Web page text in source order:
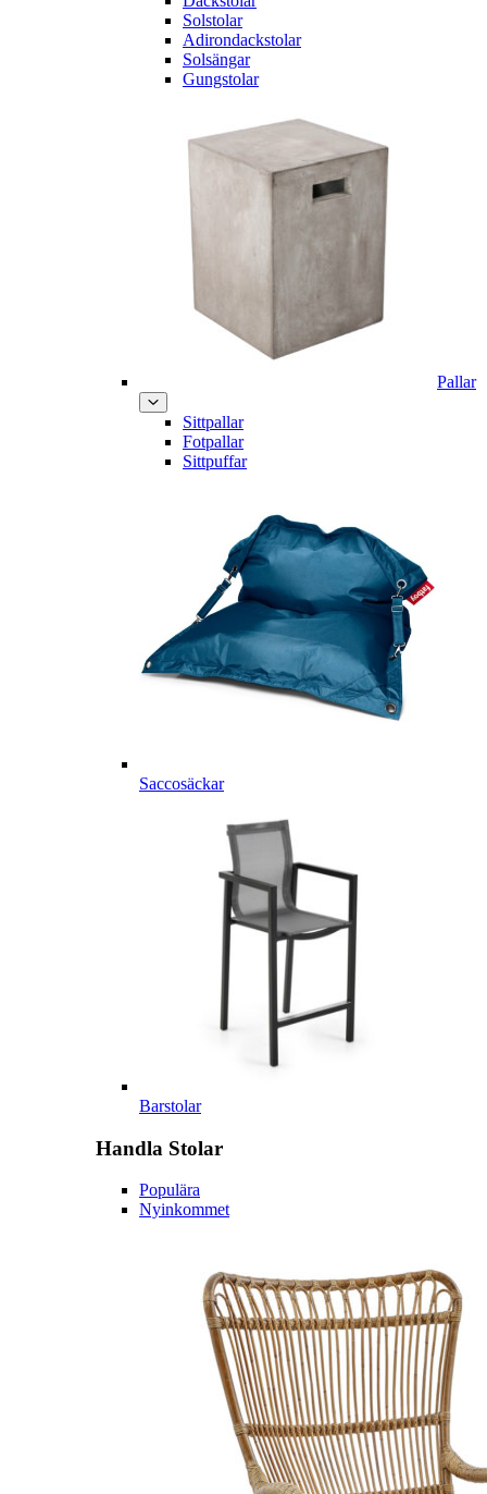
Solstolar
Adirondackstolar
Solsängar
Gungstolar
Pallar
Sittpallar
Fotpallar
Sittpuffar
Saccosäckar
Barstolar
Handla Stolar
Populära
Nyinkommet